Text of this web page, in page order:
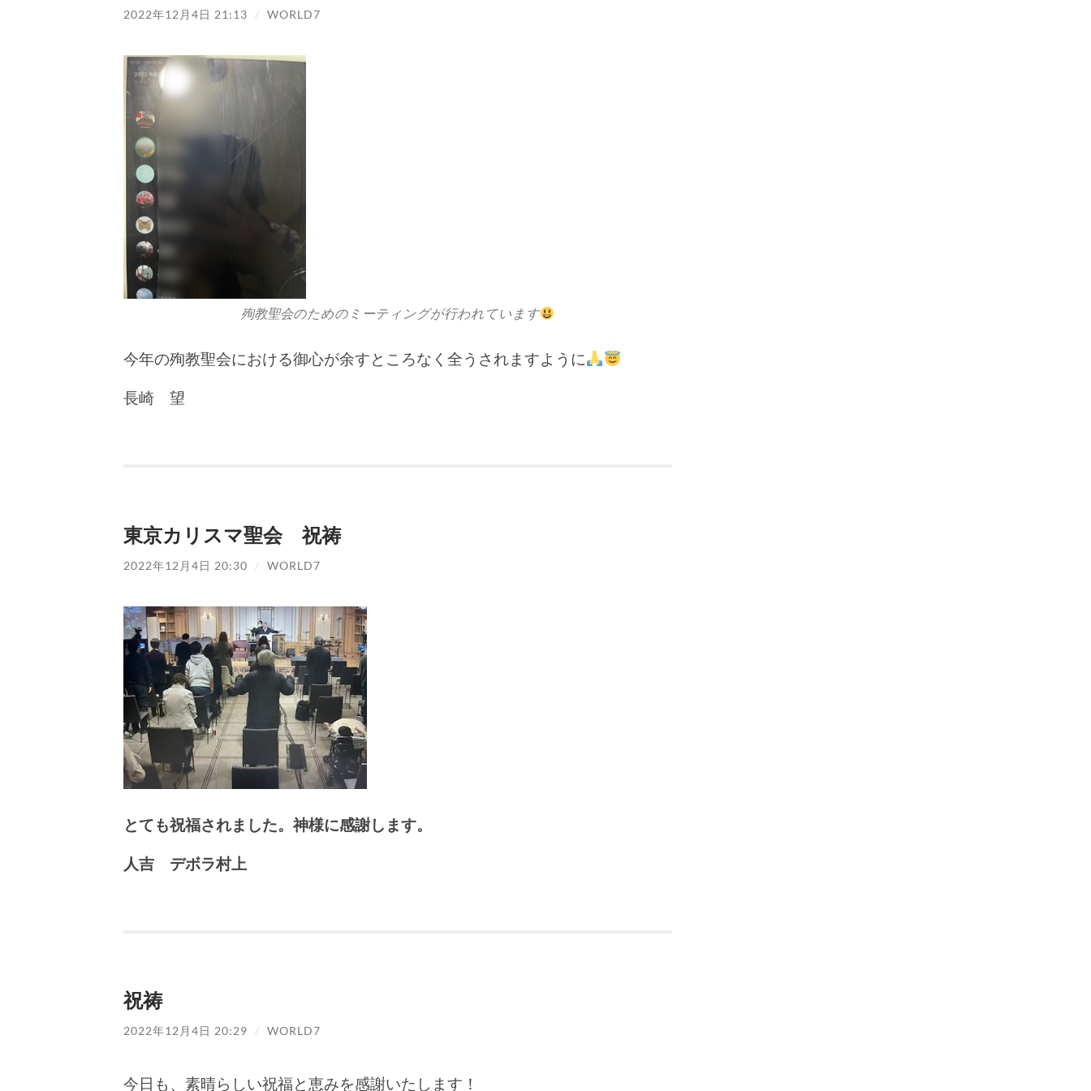
2022年12月4日 21:13 / WORLD7
殉教聖会のためのミーティングが行われています
今年の殉教聖会における御心が余すところなく全うされますように
長崎 望
東京カリスマ聖会 祝祷
2022年12月4日 20:30 / WORLD7
とても祝福されました。神様に感謝します。
人吉 デボラ村上
祝祷
2022年12月4日 20:29 / WORLD7
今日も、素晴らしい祝福と恵みを感謝いたします！